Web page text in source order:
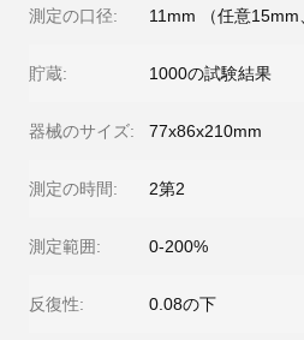
測定の口径: 11mm （任意15mm
貯蔵: 1000の試験結果
器械のサイズ: 77x86x210mm
測定の時間: 2第2
測定範囲: 0-200%
反復性: 0.08の下